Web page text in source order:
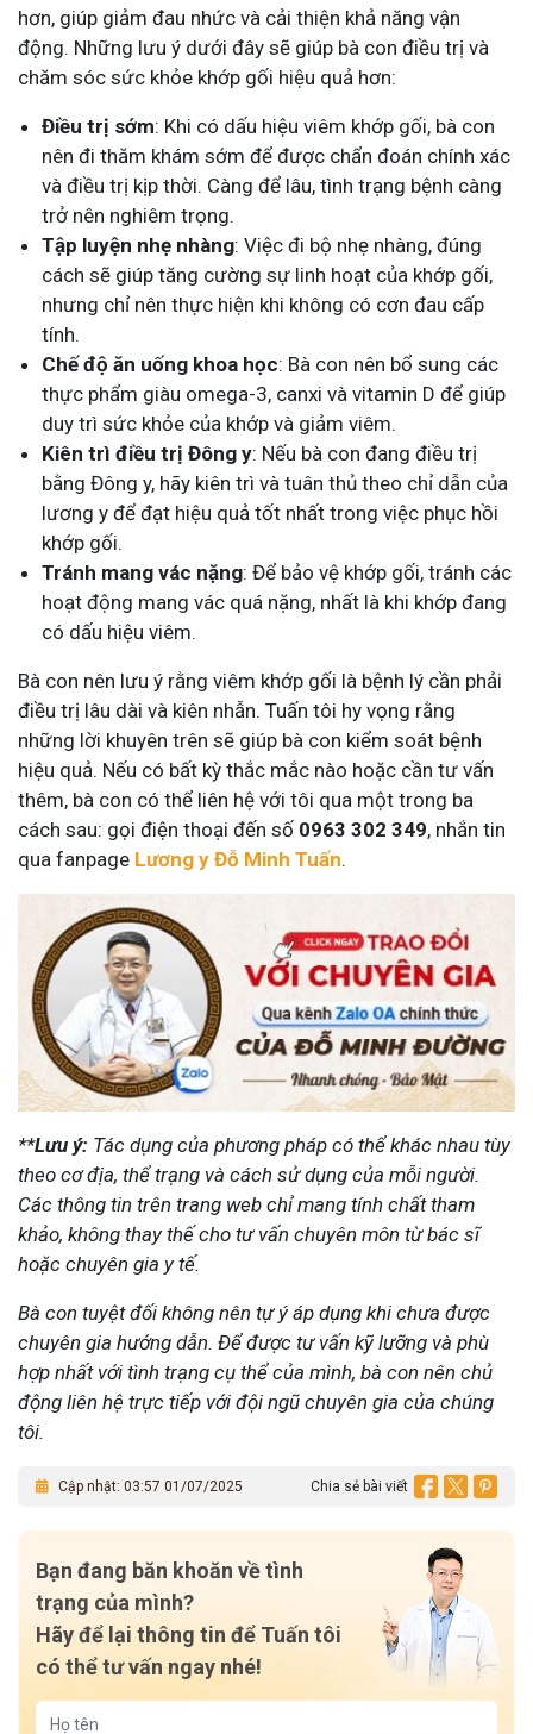
hơn, giúp giảm đau nhức và cải thiện khả năng vận
động. Những lưu ý dưới đây sẽ giúp bà con điều trị và
chăm sóc sức khỏe khớp gối hiệu quả hơn:
Điều trị sớm: Khi có dấu hiệu viêm khớp gối, bà con
nên đi thăm khám sớm để được chẩn đoán chính xác
và điều trị kịp thời. Càng để lâu, tình trạng bệnh càng
trở nên nghiêm trọng.
Tập luyện nhẹ nhàng: Việc đi bộ nhẹ nhàng, đúng
cách sẽ giúp tăng cường sự linh hoạt của khớp gối,
nhưng chỉ nên thực hiện khi không có cơn đau cấp
tính.
Chế độ ăn uống khoa học: Bà con nên bổ sung các
thực phẩm giàu omega-3, canxi và vitamin D để giúp
duy trì sức khỏe của khớp và giảm viêm.
Kiên trì điều trị Đông y: Nếu bà con đang điều trị
bằng Đông y, hãy kiên trì và tuân thủ theo chỉ dẫn của
lương y để đạt hiệu quả tốt nhất trong việc phục hồi
khớp gối.
Tránh mang vác nặng: Để bảo vệ khớp gối, tránh các
hoạt động mang vác quá nặng, nhất là khi khớp đang
có dấu hiệu viêm.
Bà con nên lưu ý rằng viêm khớp gối là bệnh lý cần phải
điều trị lâu dài và kiên nhẫn. Tuấn tôi hy vọng rằng
những lời khuyên trên sẽ giúp bà con kiểm soát bệnh
hiệu quả. Nếu có bất kỳ thắc mắc nào hoặc cần tư vấn
thêm, bà con có thể liên hệ với tôi qua một trong ba
cách sau: gọi điện thoại đến số 0963 302 349, nhắn tin
qua fanpage Lương y Đỗ Minh Tuấn.
**Lưu ý: Tác dụng của phương pháp có thể khác nhau tùy
theo cơ địa, thể trạng và cách sử dụng của mỗi người.
Các thông tin trên trang web chỉ mang tính chất tham
khảo, không thay thế cho tư vấn chuyên môn từ bác sĩ
hoặc chuyên gia y tế.
Bà con tuyệt đối không nên tự ý áp dụng khi chưa được
chuyên gia hướng dẫn. Để được tư vấn kỹ lưỡng và phù
hợp nhất với tình trạng cụ thể của mình, bà con nên chủ
động liên hệ trực tiếp với đội ngũ chuyên gia của chúng
tôi.
Cập nhật: 03:57 01/07/2025 Chia sẻ bài viết
Bạn đang băn khoăn về tình
trạng của mình?
Hãy để lại thông tin để Tuấn tôi
có thể tư vấn ngay nhé!